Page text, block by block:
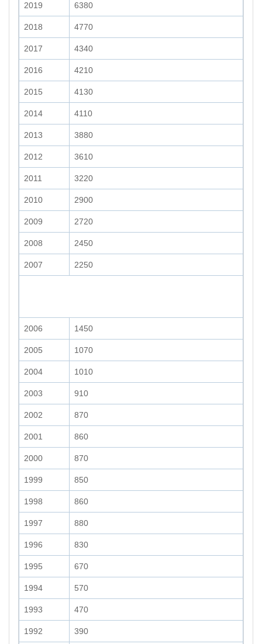
2019 6380
2018 4770
2017 4340
2016 4210
2015 4130
2014 4110
2013 3880
2012 3610
2011 3220
2010 2900
2009 2720
2008 2450
2007 2250
2006 1450
2005 1070
2004 1010
2003 910
2002 870
2001 860
2000 870
1999 850
1998 860
1997 880
1996 830
1995 670
1994 570
1993 470
1992 390